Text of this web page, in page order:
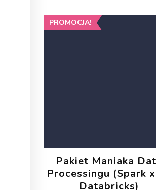
PROMOCJA!
Pakiet Maniaka
Processingu (Spark
Databricks)